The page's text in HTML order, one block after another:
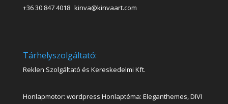
+36 30 847 4018 kinva@kinvaart.com
Tárhelyszolgáltató:
Reklen Szolgáltató és Kereskedelmi Kft.
Honlapmotor: wordpress Honlaptéma: Eleganthemes, DIVI